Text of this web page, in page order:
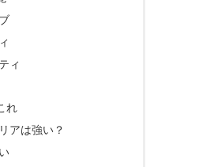
ィ
れ
アは強い？